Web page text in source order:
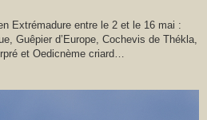
Extrémadure entre le 2 et le 16 mai :
Guêpier d’Europe, Cochevis de Thékla,
et Oedicnème criard…